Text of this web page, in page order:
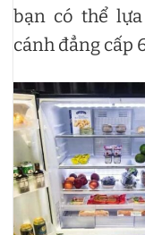
bạn có thể
cánh đẳng cấp